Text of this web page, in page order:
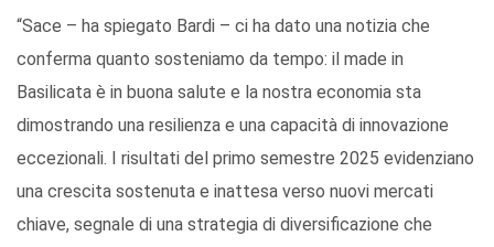
“Sace – ha spiegato Bardi – ci ha dato una notizia che
conferma quanto sosteniamo da tempo: il made in
Basilicata è in buona salute e la nostra economia sta
dimostrando una resilienza e una capacità di innovazione
eccezionali. I risultati del primo semestre 2025 evidenziano
una crescita sostenuta e inattesa verso nuovi mercati
chiave, segnale di una strategia di diversificazione che